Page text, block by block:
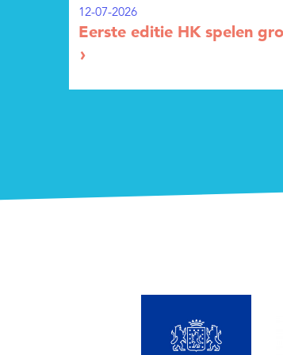
12-07-2026
Eerste editie HK spelen